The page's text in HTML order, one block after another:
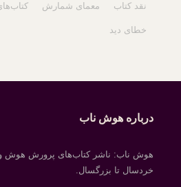
نقد کتاب معمای شمارش
خطای دید
درباره هوش ناب
هوش ناب: ناشر کتاب‌های پرورش هوش و
خردسال تا بزرگسال.